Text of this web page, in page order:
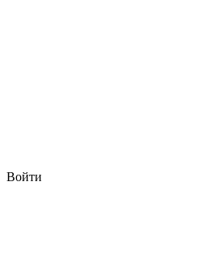
Войти